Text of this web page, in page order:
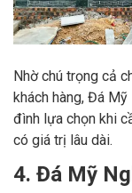
Nhờ chú trọng cả
khách hàng, Đá
đình lựa chọn khi
có giá trị lâu dài.
4. Đá Mỹ